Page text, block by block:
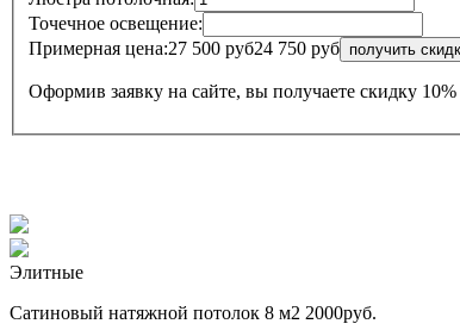
Точечное освещение:
Примерная цена:27 500 руб24 750 руб
Оформив заявку на сайте, вы получаете скидку 10%
Элитные
Сатиновый натяжной потолок 8 м2 2000руб.